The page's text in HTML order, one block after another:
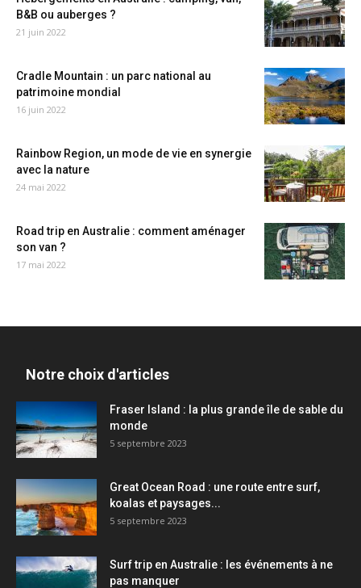
B&B ou auberges ?
21 juin 2022
Cradle Mountain : un parc national au
patrimoine mondial
16 juin 2022
Rainbow Region, un mode de vie en synergie
avec la nature
24 mai 2022
Road trip en Australie : comment aménager
son van ?
17 mai 2022
Notre choix d'articles
Fraser Island : la plus grande île de sable du
monde
5 septembre 2023
Great Ocean Road : une route entre surf,
koalas et paysages...
5 septembre 2023
Surf trip en Australie : les événements à ne
pas manquer